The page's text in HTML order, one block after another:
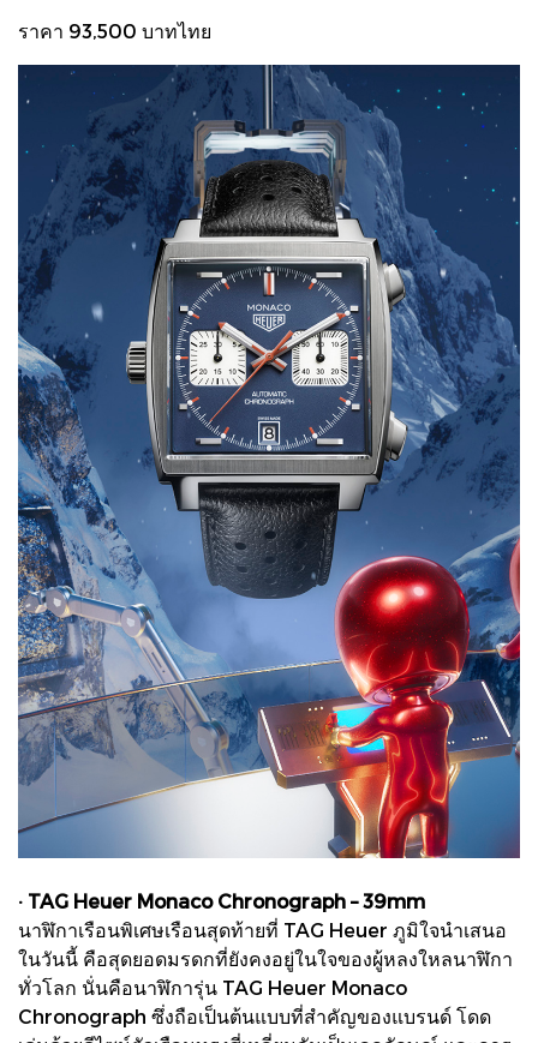
ราคา 93,500 บาทไทย
· TAG Heuer Monaco Chronograph – 39mm
นาฬิกาเรือนพิเศษเรือนสุดท้ายที่ TAG Heuer ภูมิใจนำเสนอ
ในวันนี้ คือสุดยอดมรดกที่ยังคงอยู่ในใจของผู้หลงใหลนาฬิกา
ทั่วโลก นั่นคือนาฬิการุ่น TAG Heuer Monaco
Chronograph ซึ่งถือเป็นต้นแบบที่สำคัญของแบรนด์ โดด